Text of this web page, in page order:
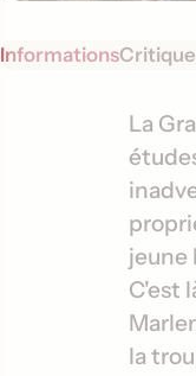
Informations
S
y
n
o
p
s
i
s
La
jeune
C'est
la